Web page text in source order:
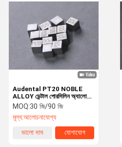
Audental PT20 NOBLE
ALLOY ডেন্টাল পোরসিলিন অ্যালোয়
হোয়াইট PT20%
MOQ:30 জি/90 জি
মূল্য:আলোচনাযোগ্য
ভালো দাম
যোগাযোগ